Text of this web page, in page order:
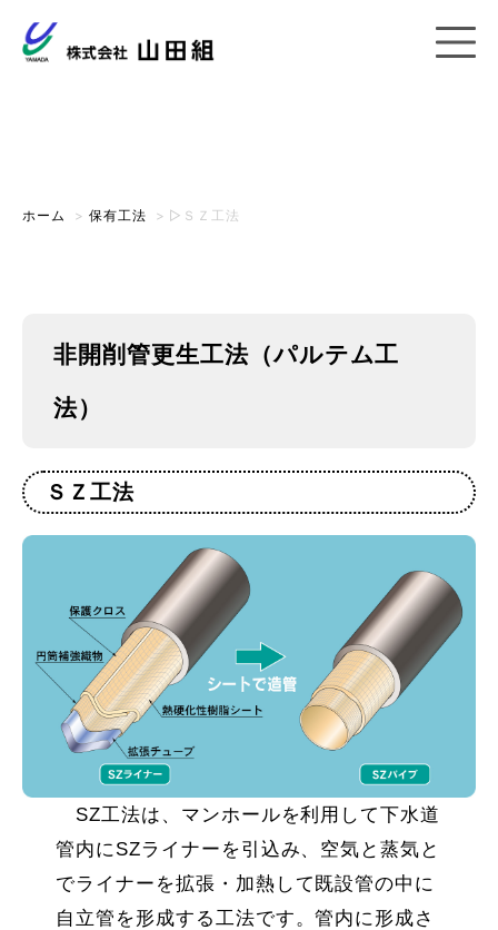
ホーム > 保有工法 > ▷ＳＺ工法
非開削管更生工法（パルテム工
法）
ＳＺ工法
SZ工法は、マンホールを利用して下水道
管内にSZライナーを引込み、空気と蒸気と
でライナーを拡張・加熱して既設管の中に
自立管を形成する工法です。管内に形成さ